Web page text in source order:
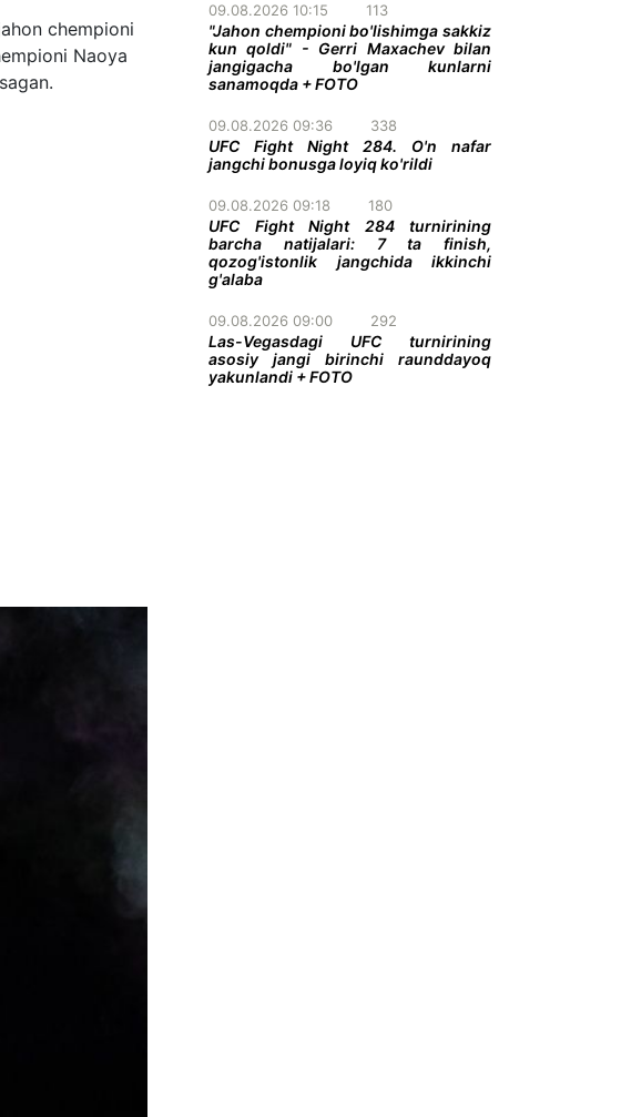
chempioni
Naoya
09.08.2026 10:15 113
"Jahon chempioni bo'lishimga sakkiz
kun qoldi" - Gerri Maxachev bilan
jangigacha bo'lgan kunlarni
sanamoqda + FOTO
09.08.2026 09:36 338
UFC Fight Night 284. O'n nafar
jangchi bonusga loyiq ko'rildi
09.08.2026 09:18 180
UFC Fight Night 284 turnirining
barcha natijalari: 7 ta finish,
qozog'istonlik jangchida ikkinchi
g'alaba
09.08.2026 09:00 292
Las-Vegasdagi UFC turnirining
asosiy jangi birinchi raunddayoq
yakunlandi + FOTO